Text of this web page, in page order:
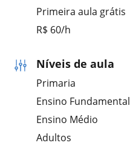
Primeira aula grátis
R$ 60/h
Níveis de aula
Primaria
Ensino Fundamental
Ensino Médio
Adultos